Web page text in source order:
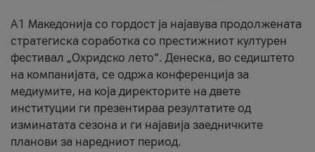
A1 Македонија со гордост ја најавува продолжената
стратегиска соработка со престижниот културен
фестивал „Охридско лето“. Денеска, во седиштето
на компанијата, се одржа конференција за
медиумите, на која директорите на двете
институции ги презентираа резултатите од
изминатата сезона и ги најавија заедничките
планови за наредниот период.